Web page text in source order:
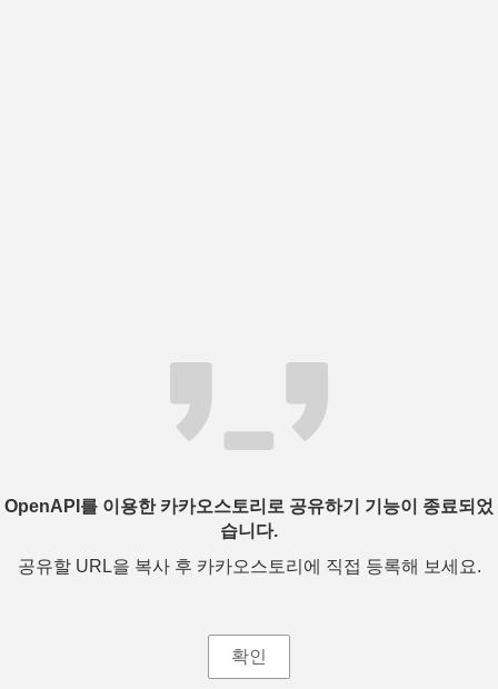
OpenAPI를 이용한 카카오스토리로 공유하기 기능이 종료되었
습니다.
공유할 URL을 복사 후 카카오스토리에 직접 등록해 보세요.
확인